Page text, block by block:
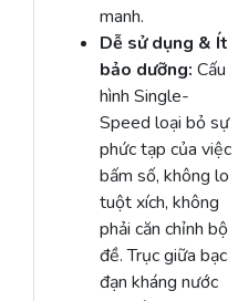
manh.
Dễ sử dụng & Ít
bảo dưỡng: Cấu
hình Single-
Speed loại bỏ sự
phức tạp của việc
bấm số, không lo
tuột xích, không
phải căn chỉnh bộ
đề. Trục giữa bạc
đạn kháng nước